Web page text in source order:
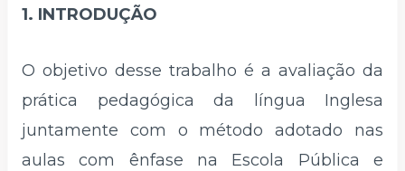
1. INTRODUÇÃO
O objetivo desse trabalho é a avaliação da
prática pedagógica da língua Inglesa
juntamente com o método adotado nas
aulas com ênfase na Escola Pública e